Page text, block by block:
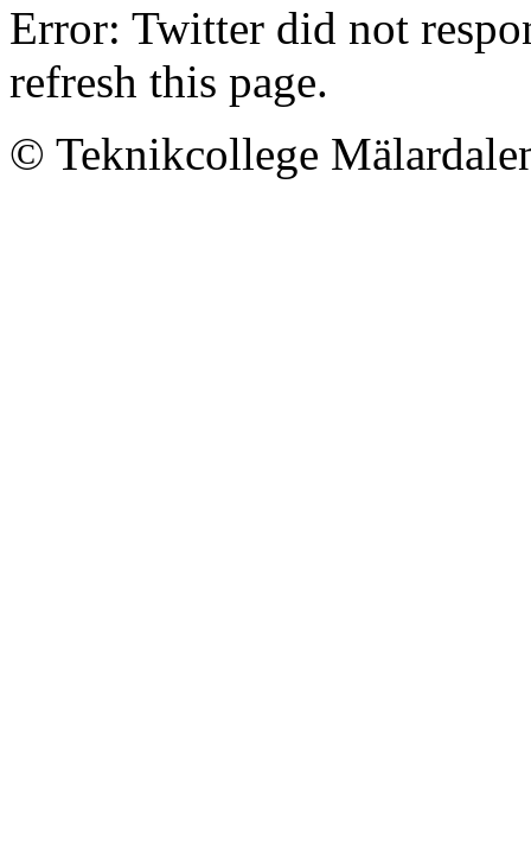
Error: Twitter did not
refresh this page.
© Teknikcollege